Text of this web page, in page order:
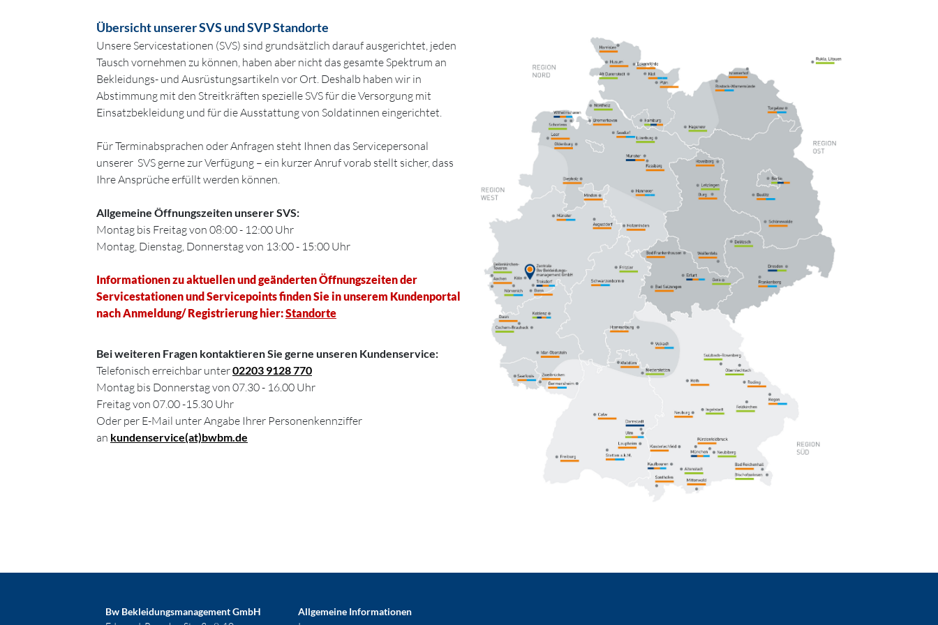
Übersicht unserer SVS und SVP Standorte
Unsere Servicestationen (SVS) sind grundsätzlich darauf ausgerichtet, jeden
Tausch vornehmen zu können, haben aber nicht das gesamte Spektrum an
Bekleidungs- und Ausrüstungsartikeln vor Ort. Deshalb haben wir in
Abstimmung mit den Streitkräften spezielle SVS für die Versorgung mit
Einsatzbekleidung und für die Ausstattung von Soldatinnen eingerichtet.
Für Terminabsprachen oder Anfragen steht Ihnen das Servicepersonal
unserer SVS gerne zur Verfügung – ein kurzer Anruf vorab stellt sicher, dass
Ihre Ansprüche erfüllt werden können.
Allgemeine Öffnungszeiten unserer SVS:
Montag bis Freitag von 08:00 - 12:00 Uhr
Montag, Dienstag, Donnerstag von 13:00 - 15:00 Uhr
Informationen zu aktuellen und geänderten Öffnungszeiten der
Servicestationen und Servicepoints finden Sie in unserem Kundenportal
nach Anmeldung/ Registrierung hier:Standorte
Bei weiteren Fragen kontaktieren Sie gerne unseren Kundenservice:
Telefonisch erreichbar unter02203 9128 770
Montag bis Donnerstag von 07.30 - 16.00 Uhr
Freitag von 07.00 -15.30 Uhr
Oder per E-Mail unter Angabe Ihrer Personenkennziffer
an kundenservice(at)bwbm.de
Bw Bekleidungsmanagement GmbH
Allgemeine Informationen